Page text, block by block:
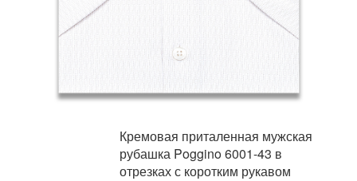
Кремовая приталенная мужская
рубашка Poggino 6001-43 в
отрезках с коротким рукавом